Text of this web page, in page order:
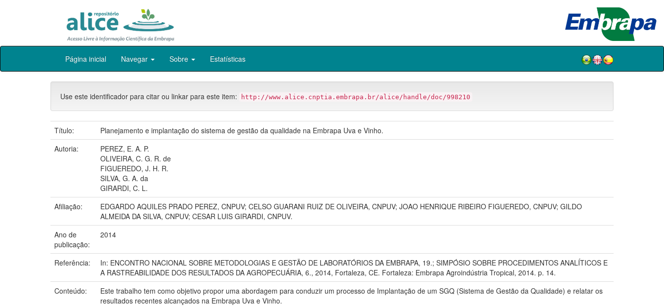
Skip
Página inicial Navegar Sobre Estatísticas
Use este identificador para citar ou linkar para este item: http://www.alice.cnptia.embrapa.br/alice/handle/doc/998210
Título:
Planejamento e implantação do sistema de gestão da qualidade na Embrapa Uva e Vinho.
Autoria:
PEREZ, E. A. P.
OLIVEIRA, C. G. R. de
FIGUEREDO, J. H. R.
SILVA, G. A. da
GIRARDI, C. L.
Afiliação:
EDGARDO AQUILES PRADO PEREZ, CNPUV; CELSO GUARANI RUIZ DE OLIVEIRA, CNPUV; JOAO HENRIQUE RIBEIRO FIGUEREDO, CNPUV; GILDO
ALMEIDA DA SILVA, CNPUV; CESAR LUIS GIRARDI, CNPUV.
Ano de
publicação:
2014
Referência:
In: ENCONTRO NACIONAL SOBRE METODOLOGIAS E GESTÃO DE LABORATÓRIOS DA EMBRAPA, 19.; SIMPÓSIO SOBRE PROCEDIMENTOS ANALÍTICOS E
A RASTREABILIDADE DOS RESULTADOS DA AGROPECUÁRIA, 6., 2014, Fortaleza, CE. Fortaleza: Embrapa Agroindústria Tropical, 2014. p. 14.
Conteúdo:
Este trabalho tem como objetivo propor uma abordagem para conduzir um processo de Implantação de um SGQ (Sistema de Gestão da Qualidade) e relatar os
resultados recentes alcançados na Embrapa Uva e Vinho.